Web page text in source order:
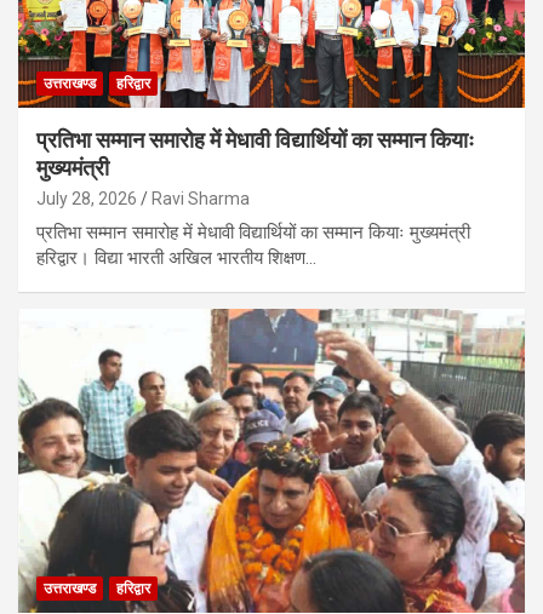
उत्तराखण्ड हरिद्वार
प्रतिभा सम्मान समारोह में मेधावी विद्यार्थियों का सम्मान कियाः
मुख्यमंत्री
July 28, 2026 Ravi Sharma
प्रतिभा सम्मान समारोह में मेधावी विद्यार्थियों का सम्मान कियाः मुख्यमंत्री
हरिद्वार। विद्या भारती अखिल भारतीय शिक्षण…
उत्तराखण्ड हरिद्वार